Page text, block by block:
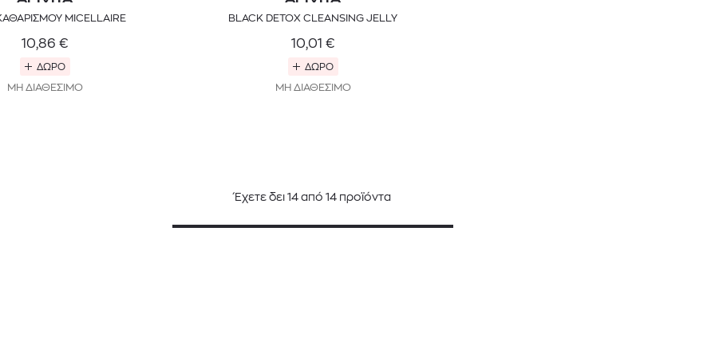
MICELLAIRE
10,86 €
ΔΩΡΟ
ΜΗ ΔΙΑΘΕΣΙΜΟ
BLACK DETOX CLEANSING JELLY
10,01 €
ΔΩΡΟ
ΜΗ ΔΙΑΘΕΣΙΜΟ
Έχετε δει 14 από 14 προϊόντα